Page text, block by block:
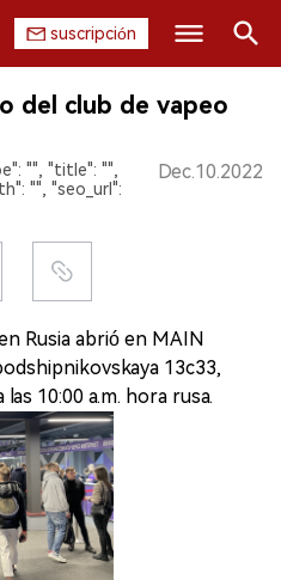
suscripción
Buscar
del club de vapeo
"", "title": "",
"", "seo_url":
Dec.10.2022
Rusia abrió en MAIN
13c33,
10:00 a.m. hora rusa.